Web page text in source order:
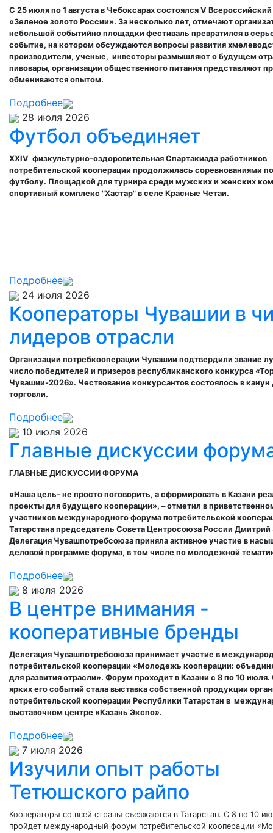
С 25 июля по 1 августа в Чебоксарах состоялся V
«Зеленое золото России». За несколько лет, отмечают
небольшой событийно площадки фестиваль превратился в
событие, на котором обсуждаются вопросы развития
производители, ученые, инвесторы размышляют о будущем
пивовары, организации общественного питания представляют
обмениваются опытом.
Подробнее
28 июля 2026
Футбол объединяет
XXIV физкультурно-оздоровительная Спартакиада работников
потребительской кооперации продолжилась соревнованиями
футболу. Площадкой для турнира среди мужских и женских
спортивный комплекс "Хастар" в селе Красные Четаи.
Подробнее
24 июля 2026
Кооператоры Чувашии в
лидеров отрасли
Организации потребкооперации Чувашии подтвердили звание
число победителей и призеров республиканского конкурса
Чувашии-2026». Чествование конкурсантов состоялось в канун
торговли.
Подробнее
10 июля 2026
Главные дискуссии
ГЛАВНЫЕ ДИСКУССИИ ФОРУМА
«Наша цель- не просто поговорить, а сформировать в Казани
проекты для будущего кооперации», – отметил в
участников международного форума потребительской
Татарстана председатель Совета Центросоюза России Дмитрий
Делегация Чувашпотребсоюза приняла активное участие в
деловой программе форума, в том числе по молодежной
Подробнее
8 июля 2026
В центре внимания -
кооперативные бренды
Делегация Чувашпотребсоюза принимает участие в
потребительской кооперации «Молодежь кооперации:
для развития отрасли». Форум проходит в Казани с 8 по 10
ярких его событий стала выставка собственной продукции
потребительской кооперации Республики Татарстан в м
выставочном центре «Казань Экспо».
Подробнее
7 июля 2026
Изучили опыт работы
Тетюшского райпо
Кооператоры со всей страны съезжаются в Татарстан. С 8 по 10
пройдет международный форум потребительской кооперации